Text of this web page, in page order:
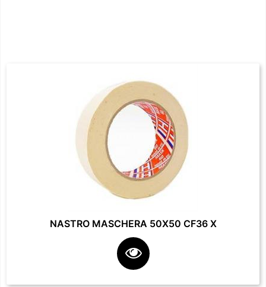
NASTRO MASCHERA 50X50 CF36 X